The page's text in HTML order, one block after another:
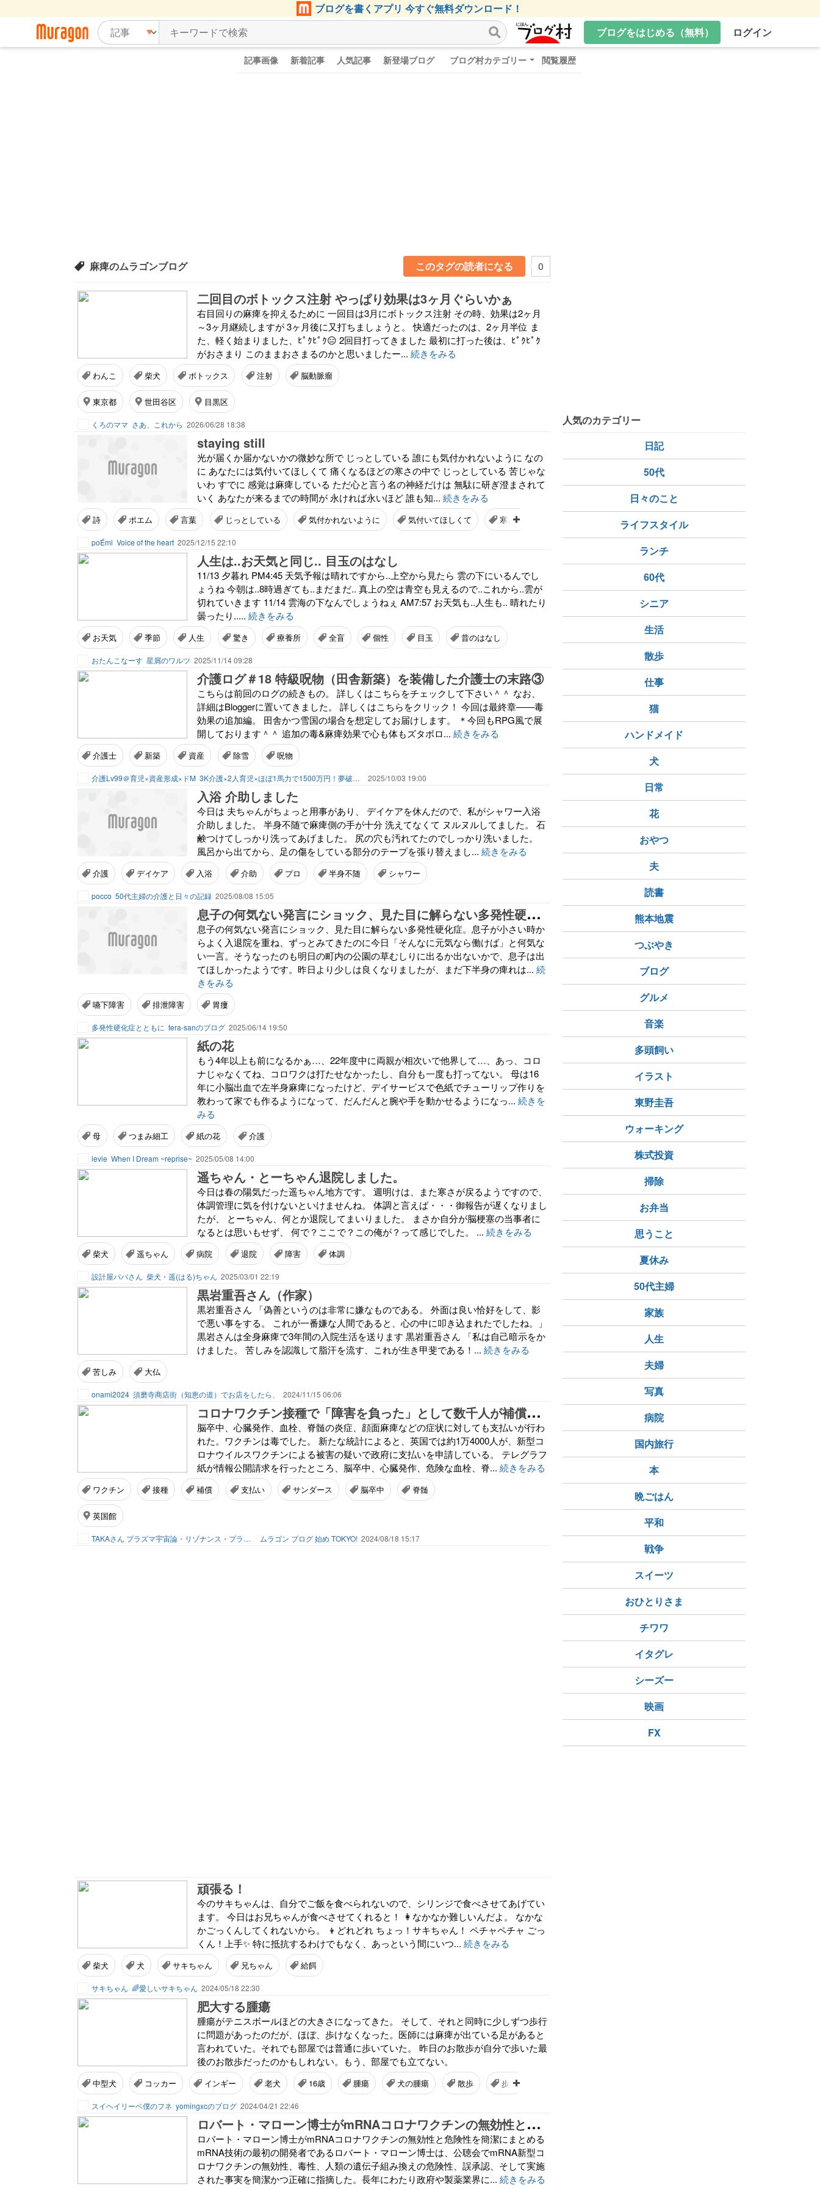
ブログを書くアプリ 今すぐ無料ダウンロード！
ブログをはじめる（無料）
ログイン
記事画像 新着記事 人気記事 新登場ブログ ブログ村カテゴリー 閲覧履歴
麻痺のムラゴンブログ このタグの読者になる 0
二回目のボトックス注射 やっぱり効果は3ヶ月ぐらいかぁ
右目回りの麻痺を抑えるために 一回目は3月にボトックス注射 その時、効果は2ヶ月
～3ヶ月継続しますが 3ヶ月後に又打ちましょうと。 快適だったのは、2ヶ月半位 ま
た、軽く始まりました、ﾋﾟｸﾋﾟｸ😑 2回目打ってきました 最初に打った後は、ﾋﾟｸﾋﾟｸ
がおさまり このままおさまるのかと思いましたー... 続きをみる
わんこ 柴犬 ボトックス 注射 脳動脈瘤
東京都 世田谷区 目黒区
くろのママ さあ、これから 2026/06/28 18:38
staying still
光が届くか届かないかの微妙な所で じっとしている 誰にも気付かれないように なの
に あなたには気付いてほしくて 痛くなるほどの寒さの中で じっとしている 苦じゃな
いわ すでに 感覚は麻痺している ただ心と言う名の神経だけは 無駄に研ぎ澄まされて
いく あなたが来るまでの時間が 永ければ永いほど 誰も知... 続きをみる
詩 ポエム 言葉 じっとしている 気付かれないように 気付いてほしくて 寒さの中 感覚
poÉmi Voice of the heart 2025/12/15 22:10
人生は..お天気と同じ.. 目玉のはなし
11/13 夕暮れ PM4:45 天気予報は晴れですから..上空から見たら 雲の下にいるんでし
ょうね 今朝は..8時過ぎても..まだまだ.. 真上の空は青空も見えるので..これから..雲が
切れていきます 11/14 雲海の下なんでしょうねぇ AM7:57 お天気も..人生も.. 晴れたり
曇ったり..... 続きをみる
お天気 季節 人生 驚き 療養所 全盲 個性 目玉 昔のはなし
おたんこなーす 星屑のワルツ 2025/11/14 09:28
介護ログ＃18 特級呪物（田舎新築）を装備した介護士の末路③
こちらは前回のログの続きもの。 詳しくはこちらをチェックして下さい＾＾ なお、
詳細はBloggerに置いてきました。 詳しくはこちらをクリック！ 今回は最終章――毒
効果の追加編。 田舎かつ雪国の場合を想定してお届けします。 ＊今回もRPG風で展
開しております＾＾ 追加の毒&麻痺効果で心も体もズタボロ... 続きをみる
介護士 新築 資産 除雪 呪物
介護Lv99＠育児×資産形成×ドM 3K介護×2人育児×ほぼ1馬力で1500万円！夢破れ人生のドM攻略記 2025/10/03 19:00
入浴 介助しました
今日は 夫ちゃんがちょっと用事があり、 デイケアを休んだので、私がシャワー入浴
介助しました。 半身不随で麻痺側の手が十分 洗えてなくて ヌルヌルしてました。 石
鹸つけてしっかり洗ってあげました。 尻の穴も汚れてたのでしっかり洗いました。
風呂から出てから、足の傷をしている部分のテープを張り替えまし... 続きをみる
介護 デイケア 入浴 介助 プロ 半身不随 シャワー
pocco 50代主婦の介護と日々の記録 2025/08/08 15:05
息
子の何気ない発言にショック、見た目に解らない多発性硬化症
息子の何気ない発言にショック、見た目に解らない多発性硬化症。息子が小さい時か
らよく入退院を重ね、ずっとみてきたのに今日「そんなに元気なら働けば」と何気な
い一言。そうなったのも明日の町内の公園の草むしりに出るか出ないかで、息子は出
てほしかったようです。昨日より少しは良くなりましたが、まだ下半身の痺れは... 続
きをみる
嚥下障害 排泄障害 胃瘻
多発性硬化症とともに tera-sanのブログ 2025/06/14 19:50
紙の花
もう4年以上も前になるかぁ…、22年度中に両親が相次いで他界して…、あっ、コロ
ナじゃなくてね、コロワクは打たせなかったし、自分も一度も打ってない。 母は16
年に小脳出血で左半身麻痺になったけど、デイサービスで色紙でチューリップ作りを
教わって家でも作るようになって、だんだんと腕や手を動かせるようになっ... 続きを
みる
母 つまみ細工 紙の花 介護
levie When I Dream ~reprise~ 2025/05/08 14:00
遥ちゃん・とーちゃん退院しました。
今日は春の陽気だった遥ちゃん地方です。 週明けは、また寒さが戻るようですので、
体調管理に気を付けないといけませんね。 体調と言えば・・・御報告が遅くなりまし
たが、 とーちゃん、何とか退院してまいりました。 まさか自分が脳梗塞の当事者に
なるとは思いもせず、 何で？ここで？この俺が？って感じでした。 ... 続きをみる
柴犬 遥ちゃん 病院 退院 障害 体調
設計屋パパさん 柴犬・遥(はる)ちゃん 2025/03/01 22:19
黒岩重吾さん（作家）
黒岩重吾さん 「偽善というのは非常に嫌なものである。 外面は良い恰好をして、影
で悪い事をする。 これが一番嫌な人間であると、心の中に叩き込まれたでしたね。」
黒岩さんは全身麻痺で3年間の入院生活を送ります 黒岩重吾さん 「私は自己暗示をか
けました。 苦しみを認識して脂汗を流す、これが生き甲斐である！... 続きをみる
苦しみ 大仏
onami2024 須磨寺商店街（知恵の道）でお店をしたら、 2024/11/15 06:06
コ
ロナワクチン接種で「障害を負った」として数千人が補償を求める
脳卒中、心臓発作、血栓、脊髄の炎症、顔面麻痺などの症状に対しても支払いが行わ
れた。ワクチンは毒でした。 新たな統計によると、英国では約1万4000人が、新型コ
ロナウイルスワクチンによる被害の疑いで政府に支払いを申請している。 テレグラフ
紙が情報公開請求を行ったところ、脳卒中、心臓発作、危険な血栓、脊... 続きをみる
ワクチン 接種 補償 支払い サンダース 脳卒中 脊髄
英国館
TAKAさん プラズマ宇宙論・リゾナンス・プランナー ムラゴン ブログ 始め TOKYO! 2024/08/18 15:17
頑張る！
今のサキちゃんは、自分でご飯を食べられないので、シリンジで食べさせてあげてい
ます。 今日はお兄ちゃんが食べさせてくれると！ 👩なかなか難しいんだよ。 なかな
かごっくんしてくれないから。 👦どれどれ ちょっ！サキちゃん！ ペチャペチャ ごっ
くん！上手✨ 特に抵抗するわけでもなく、あっという間にいつ... 続きをみる
柴犬 犬 サキちゃん 兄ちゃん 給餌
サキちゃん 🌈愛しいサキちゃん 2024/05/18 22:30
肥大する腫瘍
腫瘍がテニスボールほどの大きさになってきた。 そして、それと同時に少しずつ歩行
に問題があったのだが、ほぼ、歩けなくなった。医師には麻痺が出ている足があると
言われていた。それでも部屋では普通に歩いていた。 昨日のお散歩が自分で歩いた最
後のお散歩だったのかもしれない。もう、部屋でも立てない。
中型犬 コッカー インギー 老犬 16歳 腫瘍 犬の腫瘍 散歩 歩行
スイヘイリーベ僕のフネ yomingxcのブログ 2024/04/21 22:46
ロ
バート・マローン博士がmRNAコロナワクチンの無効性と危険性
ロバート・マローン博士がmRNAコロナワクチンの無効性と危険性を簡潔にまとめる
mRNA技術の最初の開発者であるロバート・マローン博士は、公聴会でmRNA新型コ
ロナワクチンの無効性、毒性、人類の遺伝子組み換えの危険性、誤承認、そして実施
された事実を簡潔かつ正確に指摘した。長年にわたり政府や製薬業界に... 続きをみる
人気のカテゴリー
日記
50代
日々のこと
ライフスタイル
ランチ
60代
シニア
生活
散歩
仕事
猫
ハンドメイド
犬
日常
花
おやつ
夫
読書
熊本地震
つぶやき
ブログ
グルメ
音楽
多頭飼い
イラスト
東野圭吾
ウォーキング
株式投資
掃除
お弁当
思うこと
夏休み
50代主婦
家族
人生
夫婦
写真
病院
国内旅行
本
晩ごはん
平和
戦争
スイーツ
おひとりさま
チワワ
イタグレ
シーズー
映画
FX